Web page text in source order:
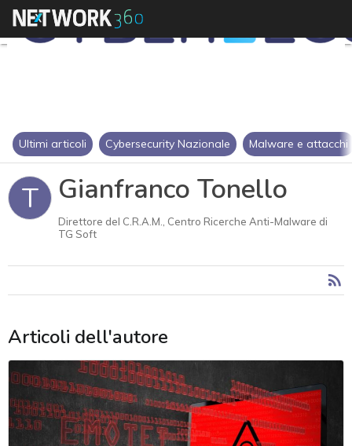
Ultimi articoli Cybersecurity Nazionale Malware e attacchi
T Gianfranco Tonello
Direttore del C.R.A.M., Centro Ricerche Anti-Malware di
TG Soft
Articoli dell'autore